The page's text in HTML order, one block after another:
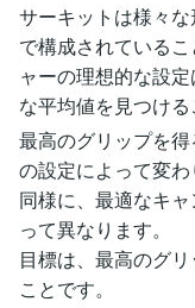
サーキットは様々
で構成されている
ャーの理想的な設
な平均値を見つける
最高のグリップを
の設定によって変わ
同様に、最適なキ
って異なります。
目標は、最高のグ
ことです。